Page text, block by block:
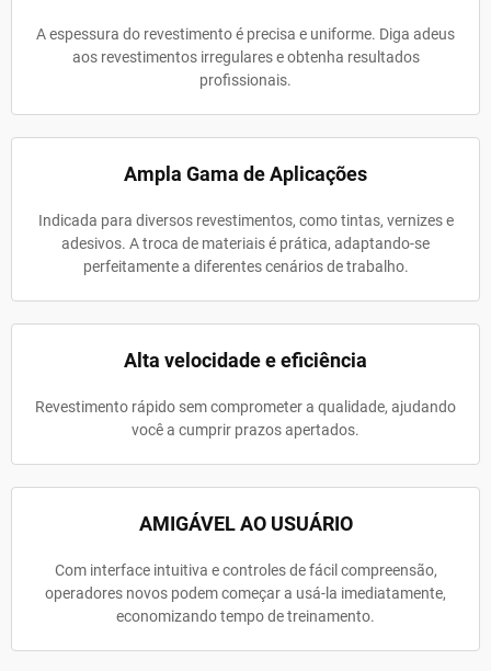
A espessura do revestimento é precisa e uniforme. Diga adeus
aos revestimentos irregulares e obtenha resultados
profissionais.
Ampla Gama de Aplicações
Indicada para diversos revestimentos, como tintas, vernizes e
adesivos. A troca de materiais é prática, adaptando-se
perfeitamente a diferentes cenários de trabalho.
Alta velocidade e eficiência
Revestimento rápido sem comprometer a qualidade, ajudando
você a cumprir prazos apertados.
AMIGÁVEL AO USUÁRIO
Com interface intuitiva e controles de fácil compreensão,
operadores novos podem começar a usá-la imediatamente,
economizando tempo de treinamento.